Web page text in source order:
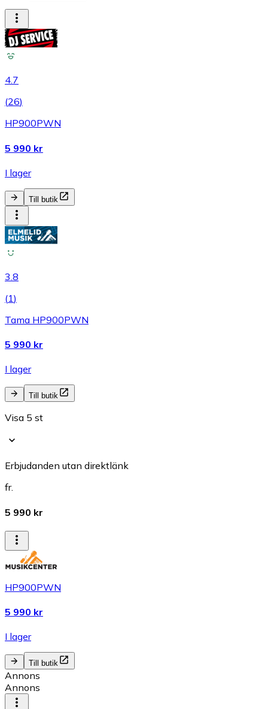
4.7
(26)
HP900PWN
5 990 kr
I lager
Till butik
3.8
(1)
Tama HP900PWN
5 990 kr
I lager
Till butik
Visa 5 st
Erbjudanden utan direktlänk
fr.
5 990 kr
HP900PWN
5 990 kr
I lager
Till butik
Annons
Annons